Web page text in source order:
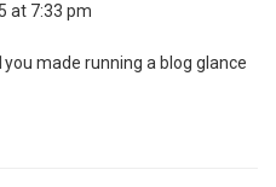
at 7:33 pm
made running a blog glance